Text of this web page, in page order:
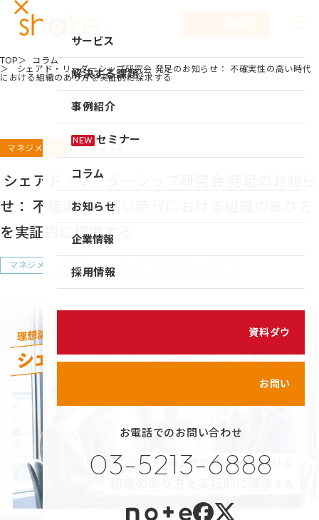
サービス
サービスTOP
キャリア自律
仕組み作り
新入社員研修
組織づくり
育成体系構築
解決する課題
事例紹介
NEW セミナー
コラム
お知らせ
企業情報
企業情報TOP
代表メッセージ
健康経営の取り組み
プライバシーポリシー
情報セキュリティポリシー
採用情報
お電話でのお問い合わせ
03-5213-6888
TOP
コラム
シェアド・リーダーシップ研究会 発足のお知らせ： 不確実性の高い時代
における組織のあり方を実証的に探求する
マネジメント 2025.12.22
シェアド・リーダーシップ研究会 発足のお知ら
せ： 不確実性の高い時代における組織のあり方
を実証的に探求する
マネジメント フィードバック